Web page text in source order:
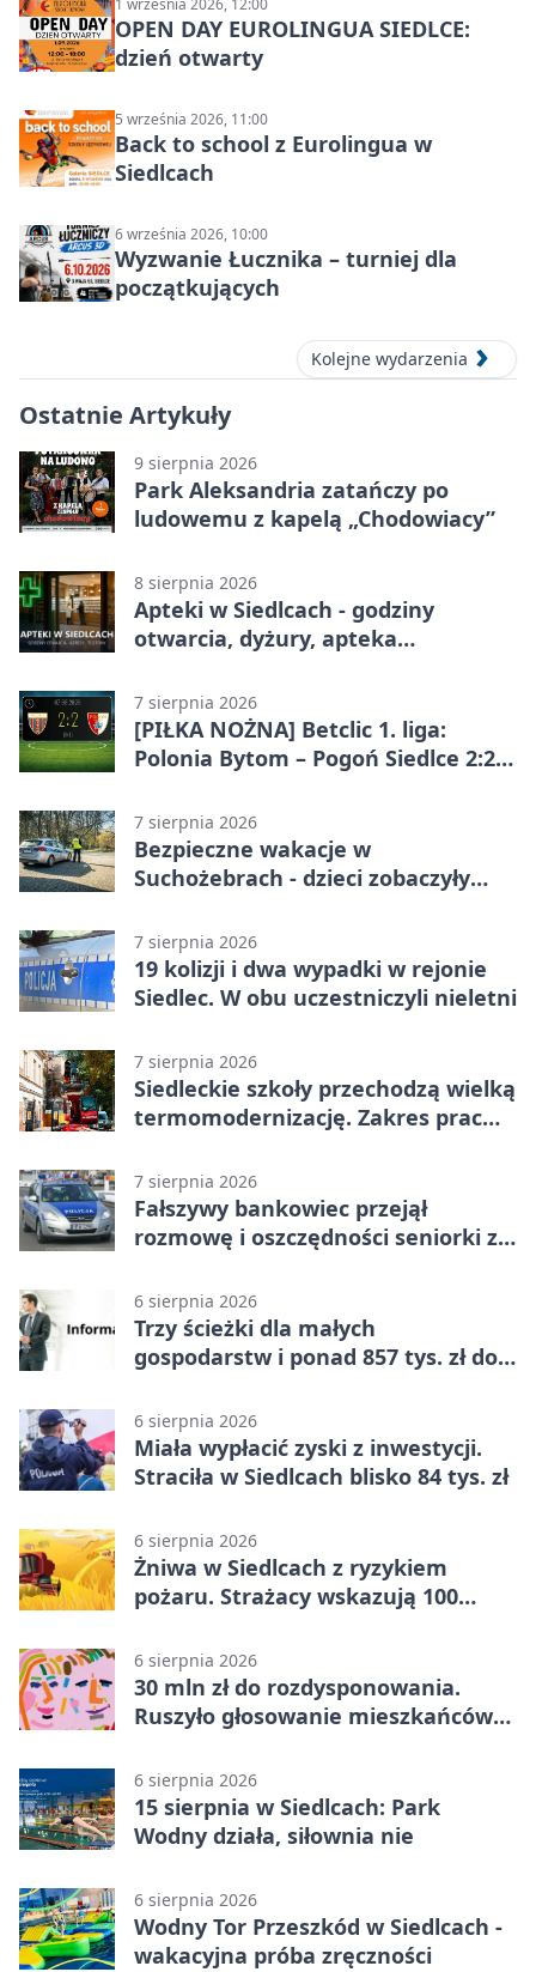
1 września 2026, 12:00
OPEN DAY EUROLINGUA SIEDLCE:
dzień otwarty
5 września 2026, 11:00
Back to school z Eurolingua w
Siedlcach
6 września 2026, 10:00
Wyzwanie Łucznika – turniej dla
początkujących
Kolejne wydarzenia
Ostatnie Artykuły
9 sierpnia 2026
Park Aleksandria zatańczy po
ludowemu z kapelą „Chodowiacy”
8 sierpnia 2026
Apteki w Siedlcach - godziny
otwarcia, dyżury, apteka
7 sierpnia 2026
[PIŁKA NOŻNA] Betclic 1. liga:
Polonia Bytom – Pogoń Siedlce 2:2.
emocjonującej końcówce
7 sierpnia 2026
Bezpieczne wakacje w
Suchożebrach - dzieci zobaczyły
7 sierpnia 2026
19 kolizji i dwa wypadki w rejonie
Siedlec. W obu uczestniczyli nieletni
7 sierpnia 2026
Siedleckie szkoły przechodzą wielką
termomodernizację. Zakres prac
7 sierpnia 2026
Fałszywy bankowiec przejął
rozmowę i oszczędności seniorki z
6 sierpnia 2026
Trzy ścieżki dla małych
gospodarstw i ponad 857 tys. zł do
6 sierpnia 2026
Miała wypłacić zyski z inwestycji.
Straciła w Siedlcach blisko 84 tys. zł
6 sierpnia 2026
Żniwa w Siedlcach z ryzykiem
pożaru. Strażacy wskazują 100
6 sierpnia 2026
30 mln zł do rozdysponowania.
Ruszyło głosowanie mieszkańców
6 sierpnia 2026
15 sierpnia w Siedlcach: Park
Wodny działa, siłownia nie
6 sierpnia 2026
Wodny Tor Przeszkód w Siedlcach -
wakacyjna próba zręczności